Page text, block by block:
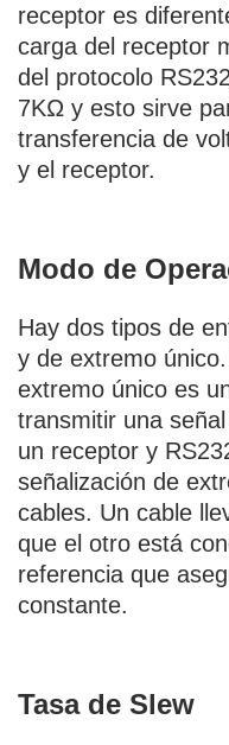
receptor es
carga del receptor
del protocolo
7KΩ y esto sirve
transferencia de
y el receptor.
Modo de
Hay dos tipos de
y de extremo
extremo único es
transmitir una
un receptor y
señalización de
cables. Un cable
que el otro está
referencia que
constante.
Tasa de Slew